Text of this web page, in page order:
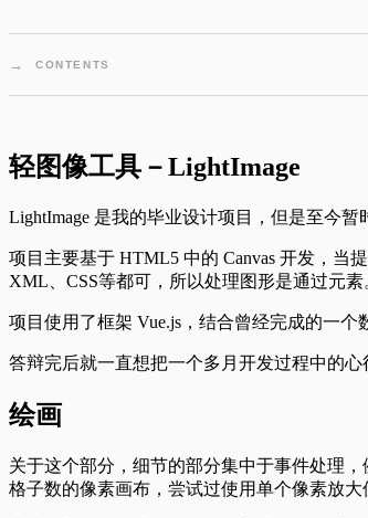
CONTENTS
轻图像工具－LightImage
LightImage 是我的毕业设计项目，但是至今
项目主要基于 HTML5 中的 Canvas 开发，当
XML、CSS等都可，所以处理图形是通过元素
项目使用了框架 Vue.js，结合曾经完成的一
答辩完后就一直想把一个多月开发过程中的
绘画
关于这个部分，细节的部分集中于事件处理，
格子数的像素画布，尝试过使用单个像素放